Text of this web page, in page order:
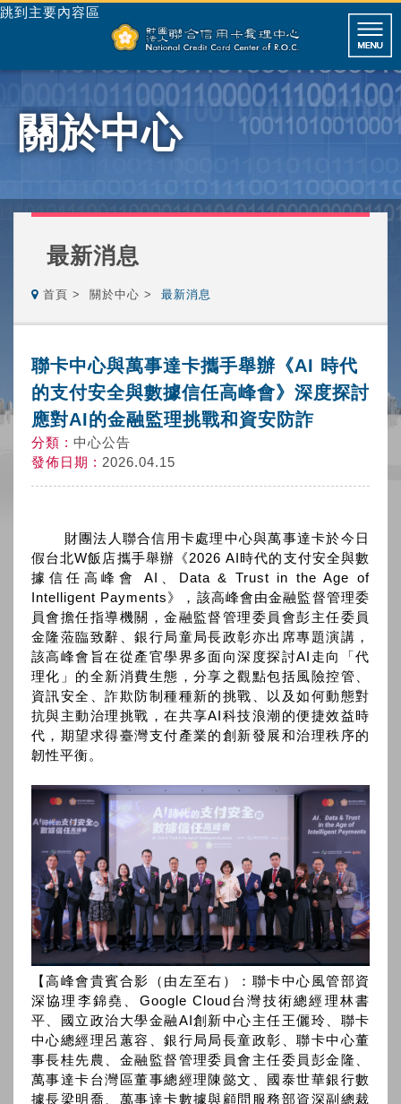
跳到主要內容區
關於中心
最新消息
首頁 關於中心 最新消息
聯卡中心與萬事達卡攜手舉辦《AI 時代
的支付安全與數據信任高峰會》深度探討
應對AI的金融監理挑戰和資安防詐
分類 : 中心公告
發佈日期 : 2026.04.15
財團法人聯合信用卡處理中心與萬事達卡於今日
假台北W飯店攜手舉辦《2026 AI時代的支付安全與數
據信任高峰會 AI、Data & Trust in the Age of
Intelligent Payments》，該高峰會由金融監督管理委
員會擔任指導機關，金融監督管理委員會彭主任委員
金隆蒞臨致辭、銀行局童局長政彰亦出席專題演講，
該高峰會旨在從產官學界多面向深度探討AI走向「代
理化」的全新消費生態，分享之觀點包括風險控管、
資訊安全、詐欺防制種種新的挑戰、以及如何動態對
抗與主動治理挑戰，在共享AI科技浪潮的便捷效益時
代，期望求得臺灣支付產業的創新發展和治理秩序的
韌性平衡。
【高峰會貴賓合影（由左至右）：聯卡中心風管部資
深協理李錦堯、Google Cloud台灣技術總經理林書
平、國立政治大學金融AI創新中心主任王儷玲、聯卡
中心總經理呂蕙容、銀行局局長童政彰、聯卡中心董
事長桂先農、金融監督管理委員會主任委員彭金隆、
萬事達卡台灣區董事總經理陳懿文、國泰世華銀行數
據長梁明喬、萬事達卡數據與顧問服務部資深副總裁